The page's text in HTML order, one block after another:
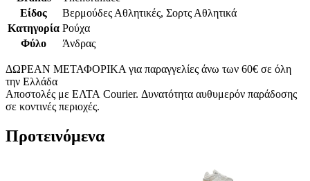
Είδος
Βερμούδες Αθλητικές, Σορτς Αθλητικά
Κατηγορία Ρούχα
Φύλο
Άνδρας
ΔΩΡΕΑΝ ΜΕΤΑΦΟΡΙΚΑ για παραγγελίες άνω των 60€ σε όλη
την Ελλάδα
Αποστολές με ΕΛΤΑ Courier. Δυνατότητα αυθυμερόν παράδοσης
σε κοντινές περιοχές.
Προτεινόμενα